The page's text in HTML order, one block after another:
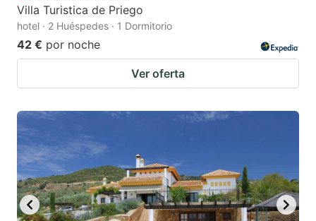
Villa Turistica de Priego
hotel · 2 Huéspedes · 1 Dormitorio
42 € por noche
Ver oferta